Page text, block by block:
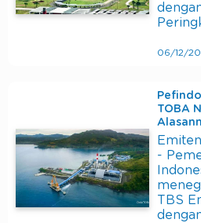
06/12/
TOBA
-
TBS